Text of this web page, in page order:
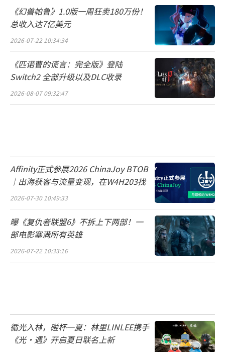
《幻兽帕鲁》1.0版一周狂卖180万份！
总收入达7亿美元
2026-07-22 10:34:34
《匹诺曹的谎言：完全版》登陆
Switch2 全部升级以及DLC收录
2026-08-07 09:32:47
Affinity正式参展2026 ChinaJoy BTOB
｜出海获客与流量变现，在W4H203找
2026-07-30 10:49:33
曝《复仇者联盟6》不拆上下两部！一
部电影塞满所有英雄
2026-07-22 10:33:16
循光入林，碰杯一夏：林里LINLEE携手
《光·遇》开启夏日联名上新